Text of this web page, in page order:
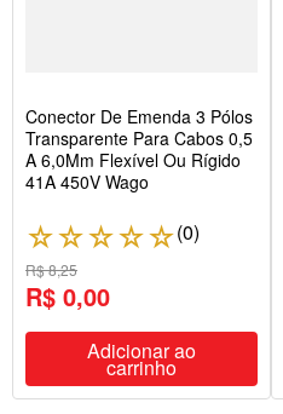
Conector De Emenda 3 Pólos
Transparente Para Cabos 0,5
A 6,0Mm Flexível Ou Rígido
41A 450V Wago
☆☆☆☆☆(0)
R$ 8,25
R$ 0,00
Adicionar ao
carrinho